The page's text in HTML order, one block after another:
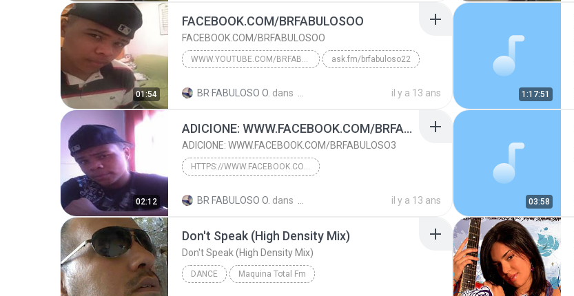
FACEBOOK.COM/BRFABULOSOO
01:54
FACEBOOK.COM/BRFABULOSOO
FACEBOOK.COM/BRFABULOSOO
WWW.YOUTUBE.COM/BRFABULOSO ask.fm/brfabuloso22
FACEBOOK.COM/BRFABULOSOO
BR FABULOSO O. dans il y a 13 ans 1:17:51
02:12
ADICIONE: WWW.FACEBOOK.COM/BRFABULOSO3
ADICIONE: WWW.FACEBOOK.COM/BRFABULOSO3
HTTPS://WWW.FACEBOOK.COM/BRFABULOSOO
https://www.facebook.com/brfabulosoo
SKYPE: brfabulosogeneral
BR FABULOSO O. dans il y a 13 ans 03:58
Don't Speak (High Density Mix)
Don't Speak (High Density Mix)
DANCE Maquina Total Fm